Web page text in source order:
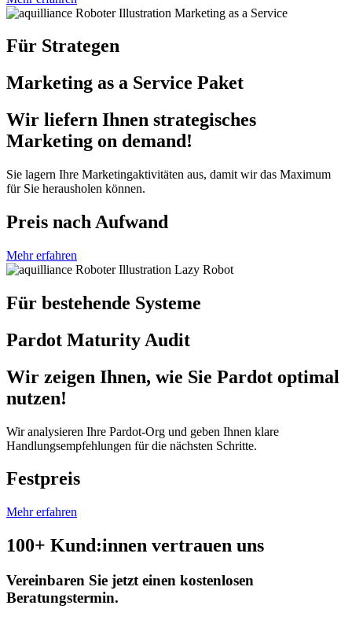
Für Strategen
Marketing as a Service Paket
Wir liefern Ihnen strategisches
Marketing on demand!
Sie lagern Ihre Marketingaktivitäten aus, damit wir das Maximum
für Sie herausholen können.
Preis nach Aufwand
Mehr erfahren
Für bestehende Systeme
Pardot Maturity Audit
Wir zeigen Ihnen, wie Sie Pardot optimal
nutzen!
Wir analysieren Ihre Pardot-Org und geben Ihnen klare
Handlungsempfehlungen für die nächsten Schritte.
Festpreis
Mehr erfahren
100+ Kund:innen vertrauen uns
Vereinbaren Sie jetzt einen kostenlosen
Beratungstermin.